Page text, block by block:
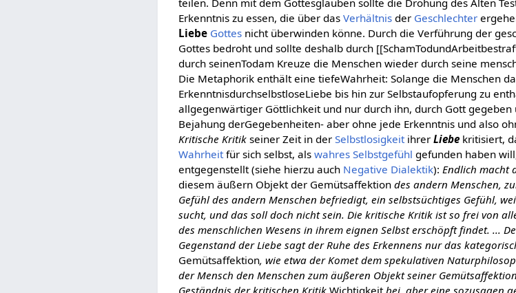
teilen. Denn mit dem Gottesglauben sollte die Drohung des Alten
Erkenntnis zu essen, die über dasVerhältnis der Geschlechter
Liebe Gottes nicht überwinden könne. Durch die Verführung der
Gottes bedroht und sollte deshalb durch
durch seinenTodam Kreuze die Menschen wieder durch seine
Die Metaphorik enthält eine tiefeWahrheit: Solange die Menschen
ErkenntnisdurchselbstloseLiebe bis hin zur Selbstaufopferung zu
allgegenwärtiger Göttlichkeit und nur durch ihn, durch Gott
Bejahung derGegebenheiten- aber ohne jede Erkenntnis und also
Kritische Kritik seiner Zeit in derSelbstlosigkeitihrerLiebe kritisiert,
Wahrheitfür sich selbst, alswahres Selbstgefühl gefunden haben
entgegenstellt (siehe hierzu auch Negative Dialektik):Endlich macht
diesem äußern Objekt der Gemütsaffektion des andern Menschen,
Gefühl des andern Menschen befriedigt, ein selbstsüchtiges Gefühl,
sucht, und das soll doch nicht sein. Die kritische Kritik ist so frei von
des menschlichen Wesens in ihrem eignen Selbst erschöpft findet. ...
Gegenstand der Liebe sagt der Ruhe des Erkennens nur das
Gemütsaffektion, wie etwa der Komet dem spekulativen
der Mensch den Menschen zum äußeren Objekt seiner